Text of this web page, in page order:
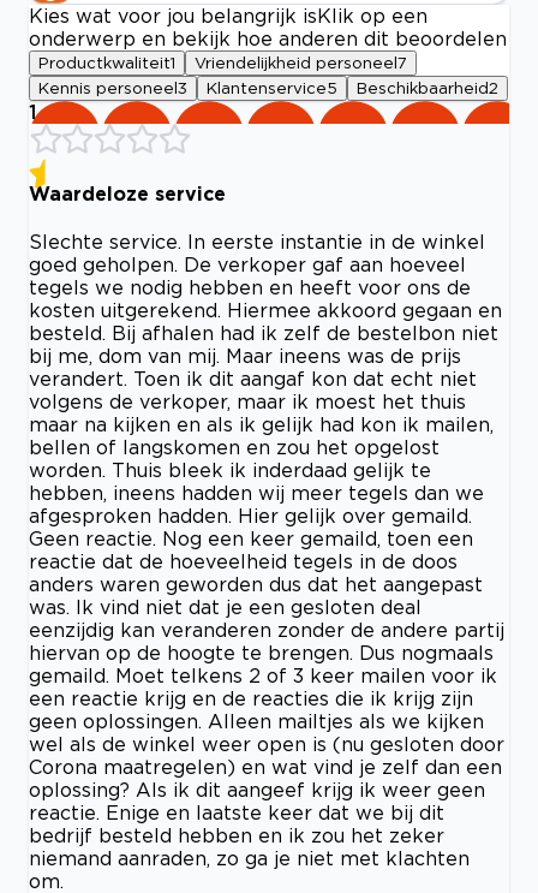
Kies wat voor jou belangrijk is Klik op een
onderwerp en bekijk hoe anderen dit beoordelen
Productkwaliteit1 Vriendelijkheid personeel 7
Kennis personeel 3 Klantenservice5 Beschikbaarheid2
1
Waardeloze service
Slechte service. In eerste instantie in de winkel
goed geholpen. De verkoper gaf aan hoeveel
tegels we nodig hebben en heeft voor ons de
kosten uitgerekend. Hiermee akkoord gegaan en
besteld. Bij afhalen had ik zelf de bestelbon niet
bij me, dom van mij. Maar ineens was de prijs
verandert. Toen ik dit aangaf kon dat echt niet
volgens de verkoper, maar ik moest het thuis
maar na kijken en als ik gelijk had kon ik mailen,
bellen of langskomen en zou het opgelost
worden. Thuis bleek ik inderdaad gelijk te
hebben, ineens hadden wij meer tegels dan we
afgesproken hadden. Hier gelijk over gemaild.
Geen reactie. Nog een keer gemaild, toen een
reactie dat de hoeveelheid tegels in de doos
anders waren geworden dus dat het aangepast
was. Ik vind niet dat je een gesloten deal
eenzijdig kan veranderen zonder de andere partij
hiervan op de hoogte te brengen. Dus nogmaals
gemaild. Moet telkens 2 of 3 keer mailen voor ik
een reactie krijg en de reacties die ik krijg zijn
geen oplossingen. Alleen mailtjes als we kijken
wel als de winkel weer open is (nu gesloten door
Corona maatregelen) en wat vind je zelf dan een
oplossing? Als ik dit aangeef krijg ik weer geen
reactie. Enige en laatste keer dat we bij dit
bedrijf besteld hebben en ik zou het zeker
niemand aanraden, zo ga je niet met klachten
om.